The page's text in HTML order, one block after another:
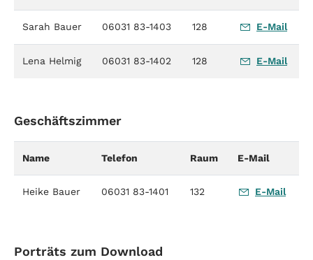
Sarah Bauer 06031 83-1403 128 E-Mail
Lena Helmig 06031 83-1402 128 E-Mail
Geschäftszimmer
Name Telefon Raum E-Mail
Heike Bauer 06031 83-1401 132 E-Mail
Porträts zum Download